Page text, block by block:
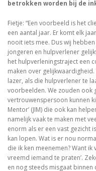
betrokken worden bij de
Fietje: “Een voorbeeld is het
een aantal jaar. Er komt elk
nooit iets mee. Dus wij
jongeren en hulpverlener
het hulpverleningstraject een
maken over
lazer, als die hulpverlener te
voorbeelden. We zouden ook
vertrouwenspersoon kunnen
Mentor’ (JIM) die ook kan
namelijk vaak te maken met
enorm als er een vast gezicht
kan lopen. Wat is er nou
die ik ken meenemen? Want
vreemd iemand te praten’.
en nog steeds misgaat